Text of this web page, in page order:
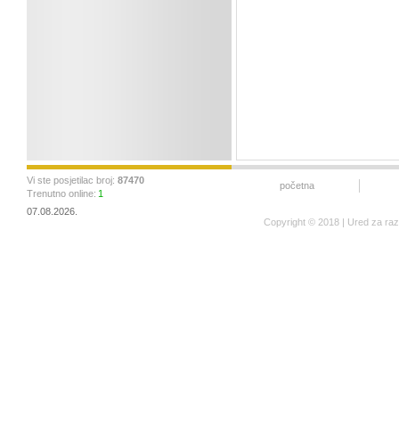
Vi ste posjetilac broj: 87470
Trenutno online: 1
07.08.2026.
početna
Copyright © 2018 | Ured za